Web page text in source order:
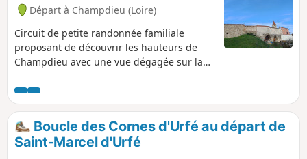
Départ à Champdieu (Loire)
Circuit de petite randonnée familiale
proposant de découvrir les hauteurs de
Champdieu avec une vue dégagée sur la
Boucle des Cornes d'Urfé au départ de
Saint-Marcel d'Urfé